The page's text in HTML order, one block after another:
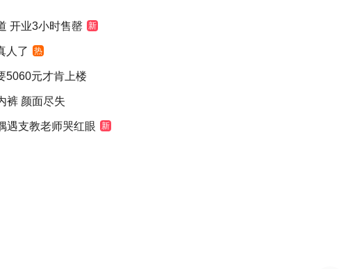
开业3小时售罄 新
人了 热
5060元才肯上楼
裤 颜面尽失
遇支教老师哭红眼 新